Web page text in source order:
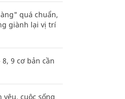
quá chuẩn,
giành lại vị trí
9 cơ bản cần
cuộc sống